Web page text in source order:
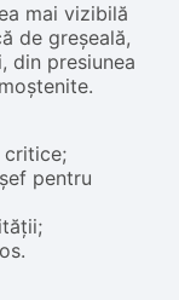
mai vizibilă
de greșeală,
din presiunea
critice;
pentru